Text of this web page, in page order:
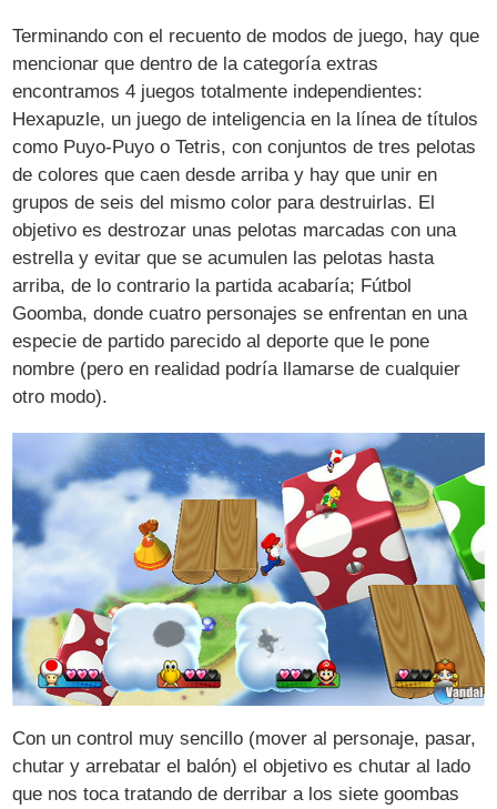
Terminando con el recuento de modos de juego, hay que
mencionar que dentro de la categoría extras
encontramos 4 juegos totalmente independientes:
Hexapuzle, un juego de inteligencia en la línea de títulos
como Puyo-Puyo o Tetris, con conjuntos de tres pelotas
de colores que caen desde arriba y hay que unir en
grupos de seis del mismo color para destruirlas. El
objetivo es destrozar unas pelotas marcadas con una
estrella y evitar que se acumulen las pelotas hasta
arriba, de lo contrario la partida acabaría; Fútbol
Goomba, donde cuatro personajes se enfrentan en una
especie de partido parecido al deporte que le pone
nombre (pero en realidad podría llamarse de cualquier
otro modo).
Con un control muy sencillo (mover al personaje, pasar,
chutar y arrebatar el balón) el objetivo es chutar al lado
que nos toca tratando de derribar a los siete goombas